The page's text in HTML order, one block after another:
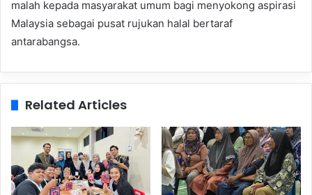
malah kepada masyarakat umum bagi menyokong aspirasi
Malaysia sebagai pusat rujukan halal bertaraf
antarabangsa.
Related Articles